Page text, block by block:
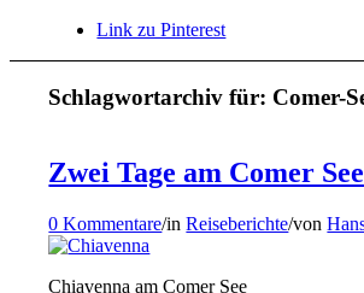
Link zu Pinterest
Schlagwortarchiv für: Comer-
Zwei Tage am Comer See
0 Kommentare/inReiseberichte/von
Chiavenna am Comer See